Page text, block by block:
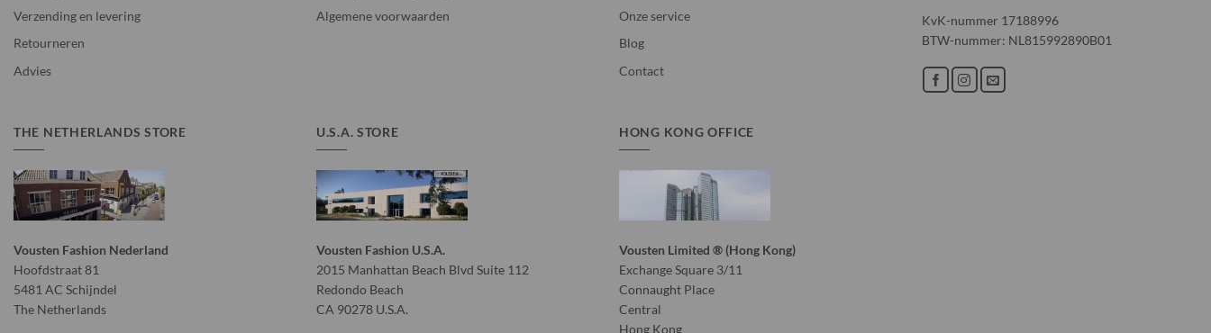
Verzending en levering
Retourneren
Advies
Algemene voorwaarden
Onze service
Blog
Contact
KvK-nummer 17188996
BTW-nummer: NL815992890B01
THE NETHERLANDS STORE
Vousten Fashion Nederland
Hoofdstraat 81
5481 AC Schijndel
The Netherlands
U.S.A. STORE
Vousten Fashion U.S.A.
2015 Manhattan Beach Blvd Suite 112
Redondo Beach
CA 90278 U.S.A.
HONG KONG OFFICE
Vousten Limited ® (Hong Kong)
Exchange Square 3/11
Connaught Place
Central
Hong Kong